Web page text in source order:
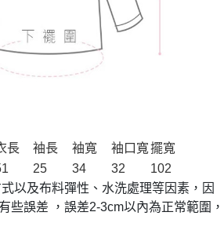
長 袖長 袖寬 袖口寬擺寬
25 34 32
102
以及布料彈性、水洗處理等因素，因
些誤差 ，誤差2-3cm以內為正常範圍，